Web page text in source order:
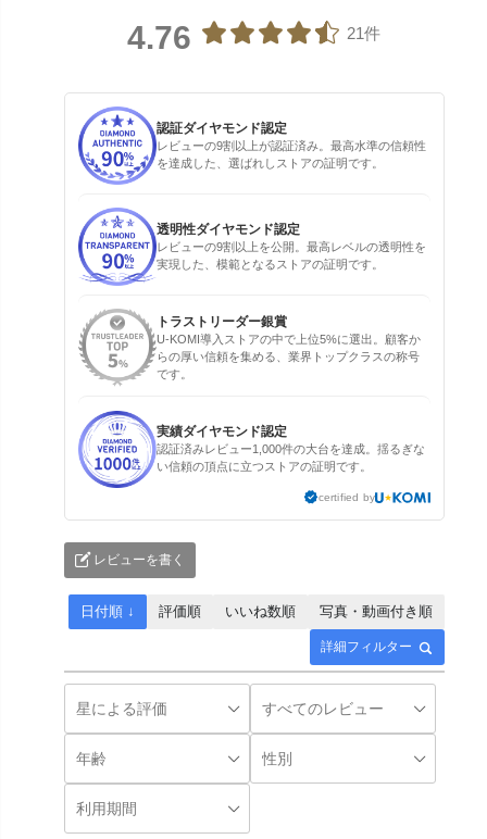
4.76 21件
認証ダイヤモンド認定
レビューの9割以上が認証済み。最高水準の信頼性
を達成した、選ばれしストアの証明です。
透明性ダイヤモンド認定
レビューの9割以上を公開。最高レベルの透明性を
実現した、模範となるストアの証明です。
トラストリーダー銀賞
U-KOMI導入ストアの中で上位5%に選出。顧客か
らの厚い信頼を集める、業界トップクラスの称号
です。
実績ダイヤモンド認定
認証済みレビュー1,000件の大台を達成。揺るぎな
い信頼の頂点に立つストアの証明です。
certified by
レビューを書く
詳細フィルター
日付順 ↓ 評価順 いいね数順 写真・動画付き順